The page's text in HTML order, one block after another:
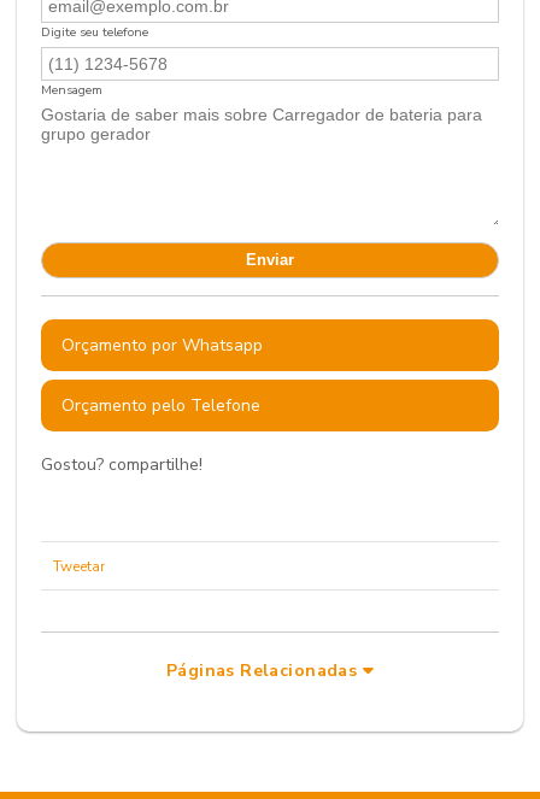
Digite seu telefone
Mensagem
Orçamento por Whatsapp
Orçamento pelo Telefone
Gostou? compartilhe!
Tweetar
Páginas Relacionadas